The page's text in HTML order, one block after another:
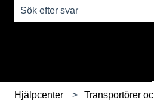
Hjälpcenter Transportörer